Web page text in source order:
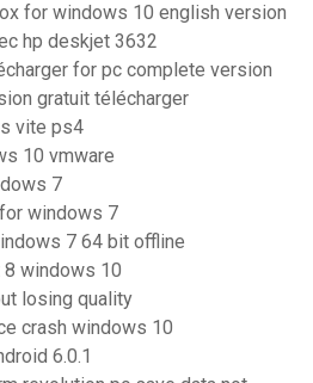
for windows 10 english version
hp deskjet 3632
for pc complete version
gratuit télécharger
vite ps4
10 vmware
7
windows 7
7 64 bit offline
8 windows 10
losing quality
crash windows 10
6.0.1